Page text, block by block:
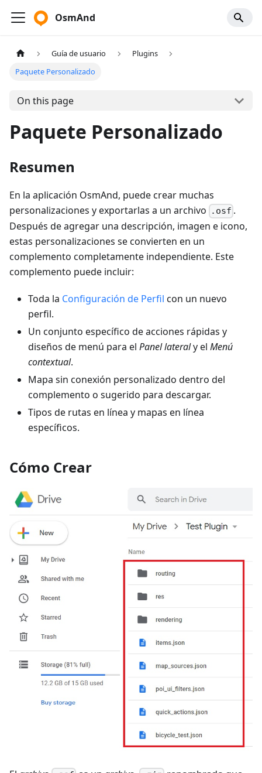
OsmAnd
Guía de usuario
Plugins
Paquete Personalizado
On this page
Paquete Personalizado
Resumen
En la aplicación OsmAnd, puede crear muchas
personalizaciones y exportarlas a un archivo
.osf .
Después de agregar una descripción, imagen e icono,
estas personalizaciones se convierten en un
complemento completamente independiente. Este
complemento puede incluir:
Toda la Configuración de Perfil con un nuevo
perfil.
Un conjunto específico de acciones rápidas y
diseños de menú para el Panel lateraly el Menú
contextual.
Mapa sin conexión personalizado dentro del
complemento o sugerido para descargar.
Tipos de rutas en línea y mapas en línea
específicos.
Cómo Crear